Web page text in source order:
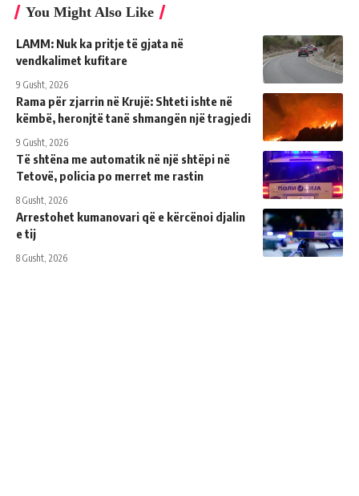
You Might Also Like
LAMM: Nuk ka pritje të gjata në
vendkalimet kufitare
9 Gusht, 2026
Rama për zjarrin në Krujë: Shteti ishte në
këmbë, heronjtë tanë shmangën një tragjedi
9 Gusht, 2026
Të shtëna me automatik në një shtëpi në
Tetovë, policia po merret me rastin
8 Gusht, 2026
Arrestohet kumanovari që e kërcënoi djalin
e tij
8 Gusht, 2026